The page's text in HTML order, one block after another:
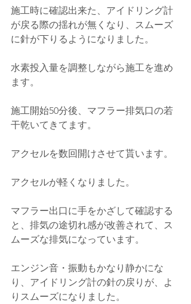
施工時に確認出来た、アイドリング計
が戻る際の揺れが無くなり、スムーズ
に針が下りるようになりました。
水素投入量を調整しながら施工を進め
ます。
施工開始50分後、マフラー排気口の若
干乾いてきてます。
アクセルを数回開けさせて貰います。
アクセルが軽くなりました。
マフラー出口に手をかざして確認する
と、排気の途切れ感が改善されて、ス
ムーズな排気になっています。
エンジン音・振動もかなり静かにな
り、アイドリング計の針の戻りが、よ
りスムーズになりました。